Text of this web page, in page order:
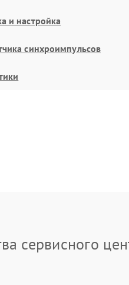
и настройка
синхроимпульсов
сервисного